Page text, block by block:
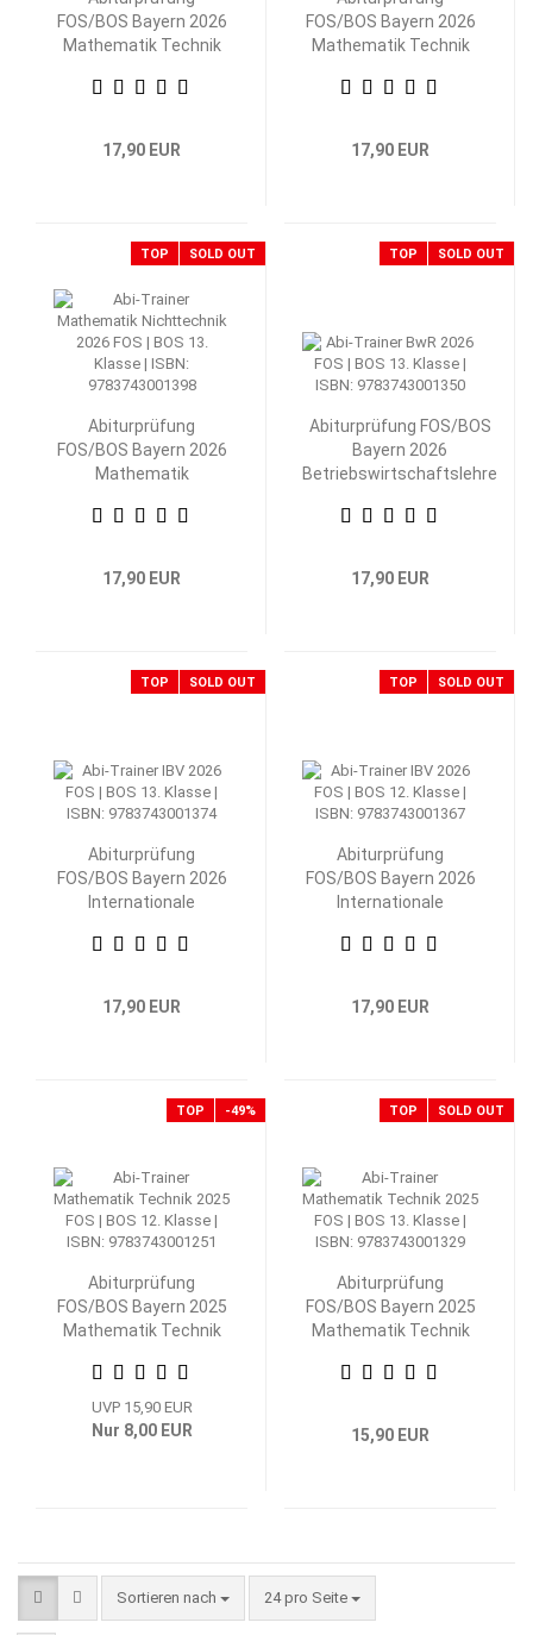
FOS/BOS Bayern 2026
Mathematik Technik
17,90 EUR
FOS/BOS Bayern 2026
Mathematik Technik
17,90 EUR
TOP SOLD OUT
Abiturprüfung
FOS/BOS Bayern 2026
Mathematik
Klasse
17,90 EUR
TOP SOLD OUT
Abiturprüfung FOS/BOS
Bayern 2026
Betriebswirtschaftslehre
Klasse
17,90 EUR
TOP SOLD OUT
Abiturprüfung
FOS/BOS Bayern 2026
Internationale
Volkswirtschaftslehre
17,90 EUR
TOP SOLD OUT
Abiturprüfung
FOS/BOS Bayern 2026
Internationale
Volkswirtschaftslehre
17,90 EUR
TOP -49%
Abiturprüfung
FOS/BOS Bayern 2025
Mathematik Technik
UVP 15,90 EUR
Nur 8,00 EUR
TOP SOLD OUT
Abiturprüfung
FOS/BOS Bayern 2025
Mathematik Technik
15,90 EUR
Sortieren nach
Sortieren nach 24 pro Seite
pro Seite